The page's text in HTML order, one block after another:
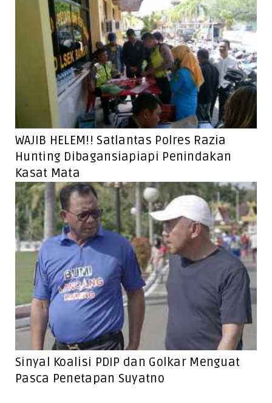
WAJIB HELEM!! Satlantas Polres Razia
Hunting Dibagansiapiapi Penindakan
Kasat Mata
Sinyal Koalisi PDIP dan Golkar Menguat
Pasca Penetapan Suyatno